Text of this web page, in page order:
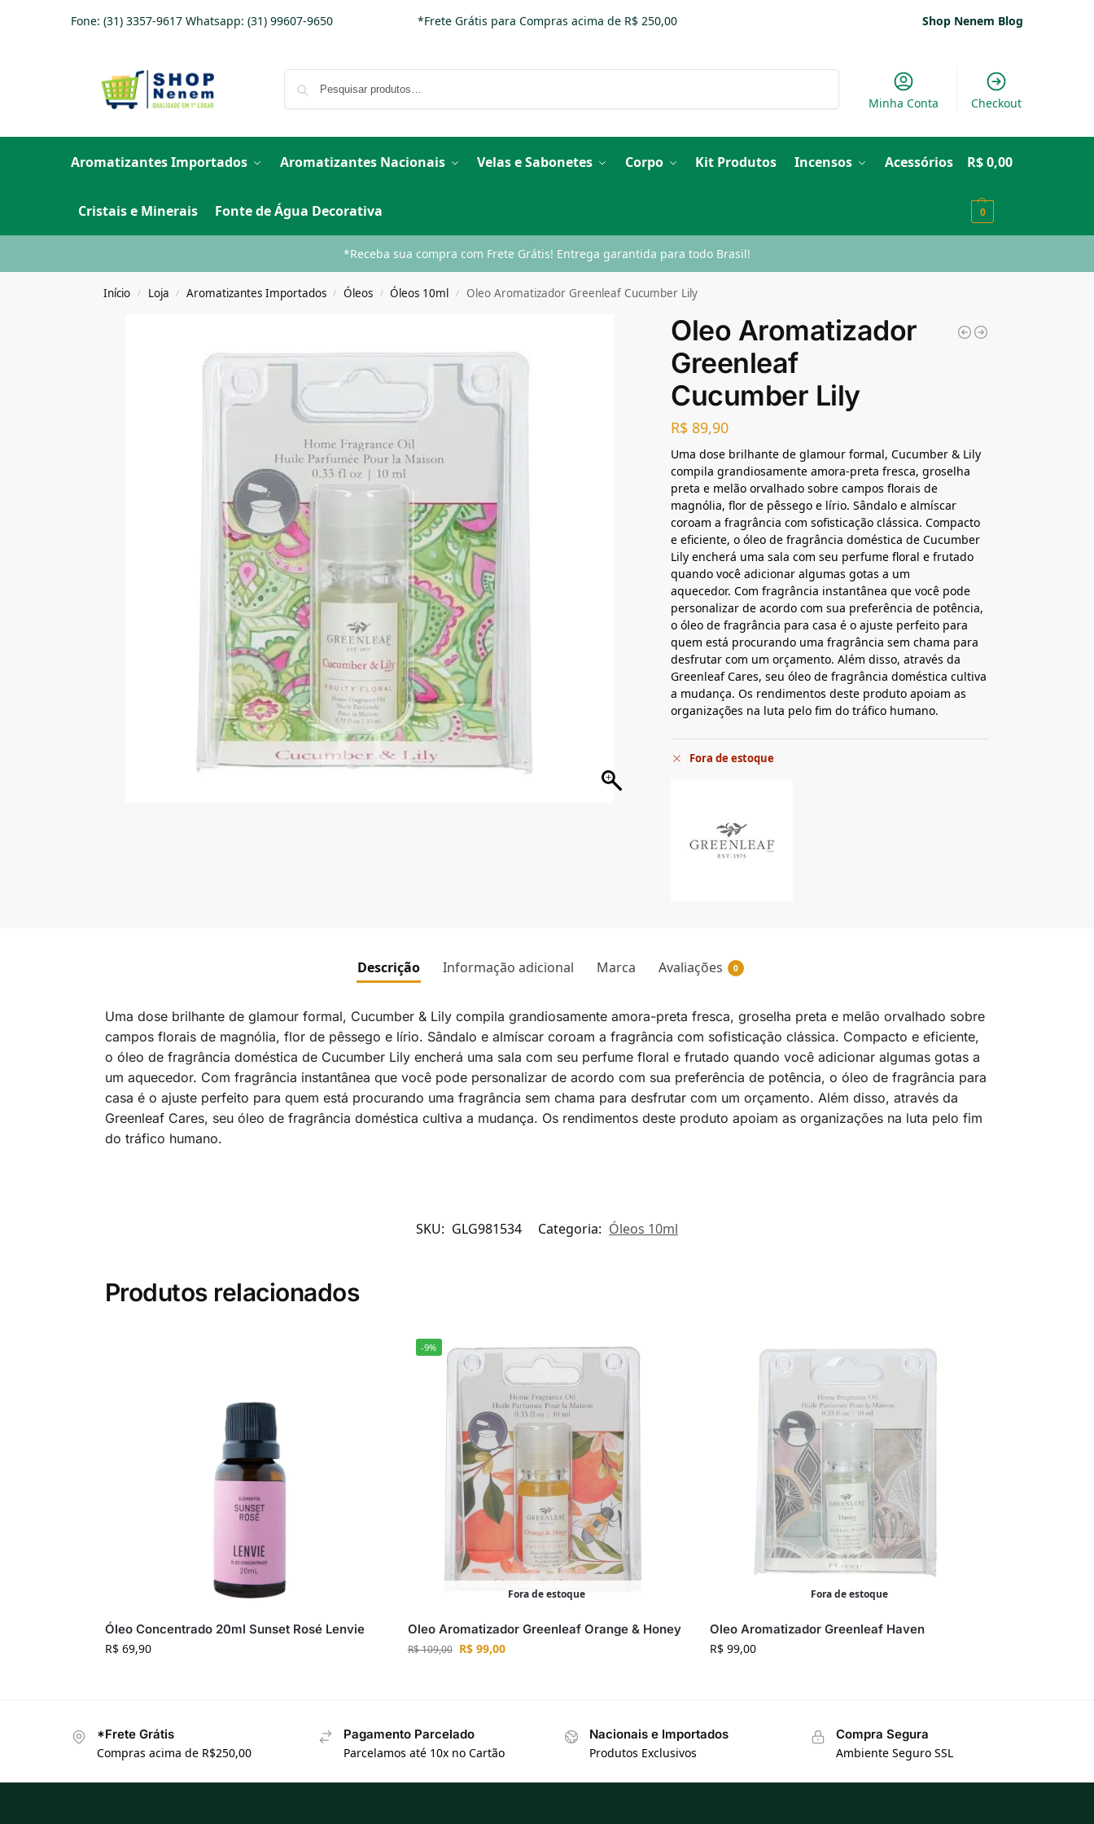
Fone: (31) 3357-9617 Whatsapp: (31) 99607-9650 *Frete Grátis para Compras acima de R$ 250,00 Shop Nenem Blog
Minha Conta Checkout
Aromatizantes Importados Aromatizantes Nacionais Velas e Sabonetes Corpo Kit Produtos Incensos Acessórios
Cristais e Minerais Fonte de Água Decorativa
R$0,00
0
*Receba sua compra com Frete Grátis! Entrega garantida para todo Brasil!
Início / Loja / Aromatizantes Importados / Óleos / Óleos 10ml / Oleo Aromatizador Greenleaf Cucumber Lily
Oleo Aromatizador
Greenleaf
Cucumber Lily
R$ 89,90
Uma dose brilhante de glamour formal, Cucumber & Lily
compila grandiosamente amora-preta fresca, groselha
preta e melão orvalhado sobre campos florais de
magnólia, flor de pêssego e lírio. Sândalo e almíscar
coroam a fragrância com sofisticação clássica. Compacto
e eficiente, o óleo de fragrância doméstica de Cucumber
Lily encherá uma sala com seu perfume floral e frutado
quando você adicionar algumas gotas a um
aquecedor. Com fragrância instantânea que você pode
personalizar de acordo com sua preferência de potência,
o óleo de fragrância para casa é o ajuste perfeito para
quem está procurando uma fragrância sem chama para
desfrutar com um orçamento. Além disso, através da
Greenleaf Cares, seu óleo de fragrância doméstica cultiva
a mudança. Os rendimentos deste produto apoiam as
organizações na luta pelo fim do tráfico humano.
Fora de estoque
Descrição Informação adicional Marca Avaliações 0
Uma dose brilhante de glamour formal, Cucumber & Lily compila grandiosamente amora-preta fresca, groselha preta e melão orvalhado sobre
campos florais de magnólia, flor de pêssego e lírio. Sândalo e almíscar coroam a fragrância com sofisticação clássica. Compacto e eficiente,
o óleo de fragrância doméstica de Cucumber Lily encherá uma sala com seu perfume floral e frutado quando você adicionar algumas gotas a
um aquecedor. Com fragrância instantânea que você pode personalizar de acordo com sua preferência de potência, o óleo de fragrância para
casa é o ajuste perfeito para quem está procurando uma fragrância sem chama para desfrutar com um orçamento. Além disso, através da
Greenleaf Cares, seu óleo de fragrância doméstica cultiva a mudança. Os rendimentos deste produto apoiam as organizações na luta pelo fim
do tráfico humano.
SKU: GLG981534 Categoria: Óleos 10ml
Produtos relacionados
Óleo Concentrado 20ml Sunset Rosé Lenvie
R$69,90
-9%
Fora de estoque
Oleo Aromatizador Greenleaf Orange & Honey
R$109,00 R$99,00
Fora de estoque
Oleo Aromatizador Greenleaf Haven
R$ 99,00
*Frete Grátis
Compras acima de R$250,00
Pagamento Parcelado
Parcelamos até 10x no Cartão
Nacionais e Importados
Produtos Exclusivos
Compra Segura
Ambiente Seguro SSL